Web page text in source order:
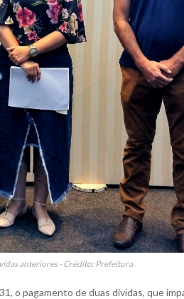
anteriores - Crédito: Prefeitura
o pagamento de duas dívidas, que